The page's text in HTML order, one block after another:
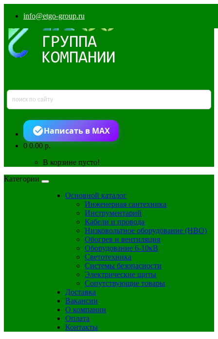
info@etgo-group.ru
Написать в MAX
00.00 р.
В корзине пусто!
Категории
Основной каталог
Инженерная сантехника
Инструментарий
Кабели и провода
Низковольтное оборудование (НВО)
Обогрев и вентиляция
Оборудование 6-10кВ
Светотехника
Системы безопасности
Электрические щиты
Сопутствующие товары
Доставка
Вакансии
О компании
Оплата
Контакты